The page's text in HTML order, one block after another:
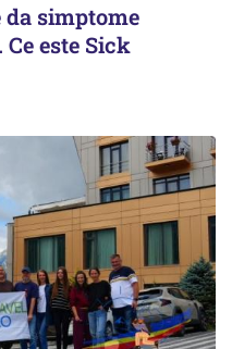
simptome
este Sick